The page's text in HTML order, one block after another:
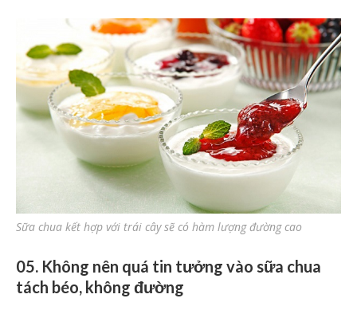
Sữa chua kết hợp với trái cây sẽ có hàm lượng đường cao
05. Không nên quá tin tưởng vào sữa chua
tách béo, không đường